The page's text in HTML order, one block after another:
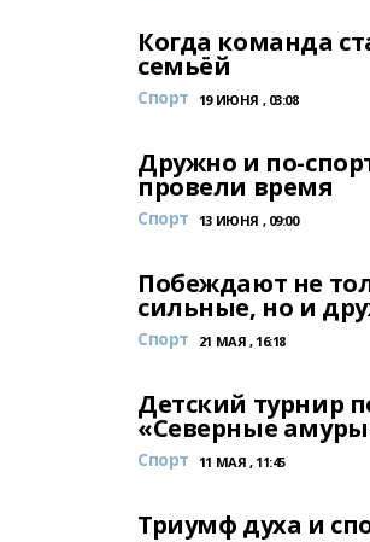
Когда команда
семьёй
Спорт 19 ИЮНЯ , 03:08
Дружно и по-
провели время
Спорт 13 ИЮНЯ , 09:00
Побеждают не
сильные, но и
Спорт 21 МАЯ , 16:18
Детский турнир
«Северные
Спорт 11 МАЯ , 11:45
Триумф духа и